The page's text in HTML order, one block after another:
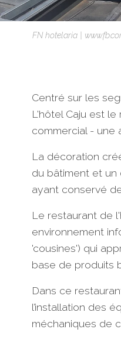
FN hotelaria |
Centré sur les
L'hôtel Caju est
commercial - une
La décoration
du bâtiment et un
ayant conservé
Le restaurant de
environnement
'cousines') qui
base de produits
Dans ce
l’installation des
méchaniques de